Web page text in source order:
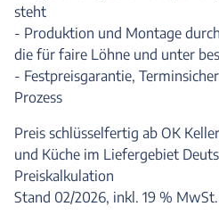
steht
- Produktion und Montage
die für faire Löhne und unter
- Festpreisgarantie,
Prozess
Preis schlüsselfertig ab OK
und Küche im Liefergebiet
Preiskalkulation
Stand 02/2026, inkl. 19 % MwSt.